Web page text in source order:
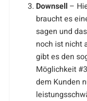
Downsell –
braucht es
sagen und
noch ist nicht
gibt es den
Möglichkeit
dem Kunden